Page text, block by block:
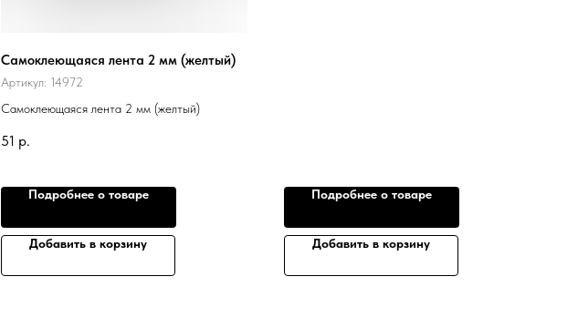
Самоклеющаяся лента 2 мм (желтый)
Артикул: 14972
Самоклеющаяся лента 2 мм (желтый)
51 р.
Подробнее о товаре
Добавить в корзину
Подробнее о товаре
Добавить в корзину